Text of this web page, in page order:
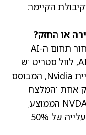
הקיימת
למרות חששות מתמשכים לגבי תמחור תחום ה-AI
והתגברות התחרות בשוק שבבי ה-AI, לוול סטריט יש
דירוג קונצנזוס של קנייה חזקה למניית Nvidia, המבוסס
אחת והמלצת
הממוצע,
261.31 דולר, מצביע על פוטנציאל עלייה של 50%